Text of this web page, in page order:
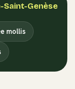
Saint-Genèse
mollis